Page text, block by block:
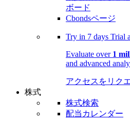
ボード
Cbondsページ
Try in 7 days Trial
Evaluate over 1
and advanced
アクセスをリク
株式
株式検索
配当カレンダー